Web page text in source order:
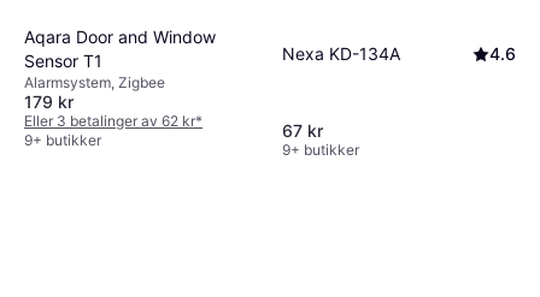
Aqara Door and Window
Sensor T1
Alarmsystem, Zigbee
179 kr
Eller 3 betalinger av 62 kr*
9+ butikker
Nexa KD-134A 4.6
67 kr
9+ butikker